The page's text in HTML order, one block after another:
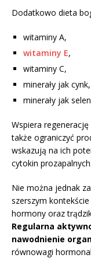
Dodatkowo dieta
witaminy A,
witaminy E,
witaminy C,
minerały jak cynk,
minerały jak
Wspiera
także ograniczyć
wskazują na ich
cytokin prozapalnych.
Nie można jednak
szerszym
hormony oraz
Regularna
nawodnienie
równowagi